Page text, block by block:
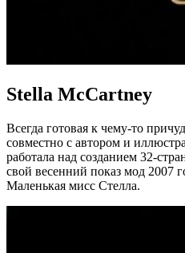
Stella McCartney
Всегда готовая к чему-то
совместно с автором и
работала над созданием 32-
свой весенний показ мод 2007
Маленькая мисс Стелла.